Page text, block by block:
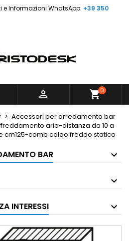
e Informazioni WhatsApp: +39 350
 shopping_cart0
Accessori per arredamento bar
aria-distanza da 10 a
cm125-comb caldo freddo statico
BAR
INTERESSI